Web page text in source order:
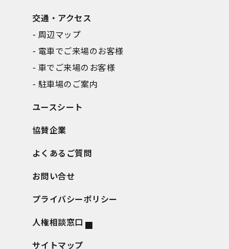
交通・アクセス
周辺マップ
電車でご来場のお客様
車でご来場のお客様
駐車場のご案内
ユースシート
協賛企業
よくあるご質問
お問い合せ
プライバシーポリシー
人権相談窓口
サイトマップ